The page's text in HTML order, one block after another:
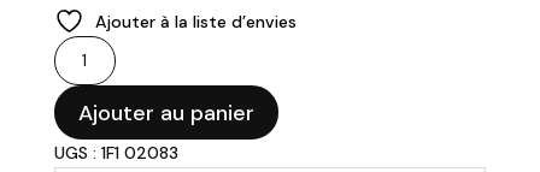
Ajouter à la liste d’envies
quantité
de
GIEN
-
Coffret
Ajouter au panier
UGS : 1F1 02083